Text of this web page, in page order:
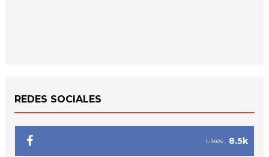
REDES SOCIALES
8.5k
Likes